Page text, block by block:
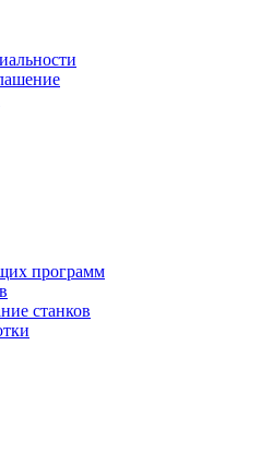
программ
станков